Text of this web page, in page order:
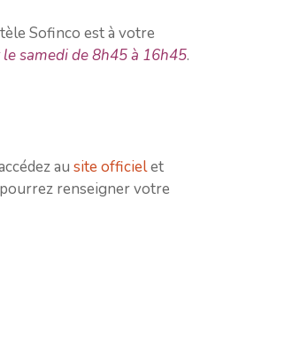
Sofinco est à votre
samedi de 8h45 à 16h45.
au site officielet
renseigner votre